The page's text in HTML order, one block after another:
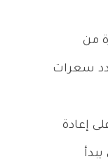
من
سعرات
إعادة